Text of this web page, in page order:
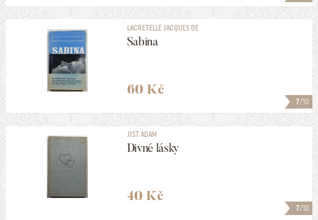
7/10
LACRETELLE JACQUES DE
Sabina
60 Kč
7/10
JIST ADAM
Divné lásky
40 Kč